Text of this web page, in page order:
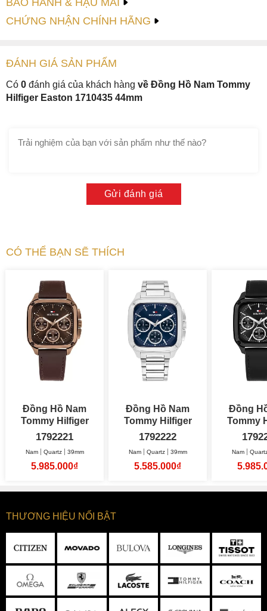
BẢO HÀNH & HẬU MÃI
CHỨNG NHẬN CHÍNH HÃNG
ĐÁNH GIÁ SẢN PHẤM
Có 0 đánh giá của khách hàng về Đồng Hồ Nam Tommy
Hilfiger Easton 1710435 44mm
Gửi đánh giá
CÓ THỂ BẠN SẼ THÍCH
Đồng Hồ Nam
Tommy Hilfiger
Herald 39mm
1792221
Nam Quartz 39mm
5.985.000₫
Đồng Hồ Nam
Tommy Hilfiger
Herald 39mm
1792222
Nam Quartz 39mm
5.585.000₫
Đồng
Tommy
Nam
THƯƠNG HIỆU NỔI BẬT